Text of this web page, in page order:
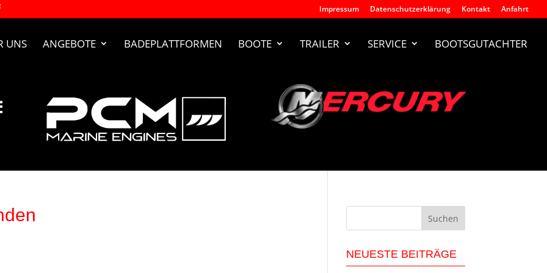
Impressum Datenschutzerklärung Kontakt Anfahrt
UNS ANGEBOTE BADEPLATTFORMEN BOOTE TRAILER SERVICE BOOTSGUTACHTER
NEUESTE BEITRÄGE